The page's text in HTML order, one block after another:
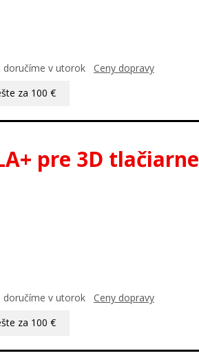
doručíme v utorok Ceny dopravy
za 100 €
pre 3D tlačiarne
doručíme v utorok Ceny dopravy
za 100 €